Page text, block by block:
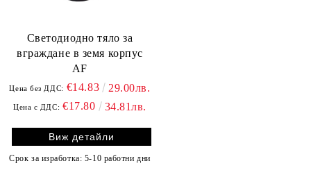
Светодиодно тяло за
вграждане в земя корпус
АF
Цена без ДДС: €14.83 29.00лв.
Цена с ДДС: €17.80 34.81лв.
Виж детайли
Срок за изработка: 5-10 работни дни